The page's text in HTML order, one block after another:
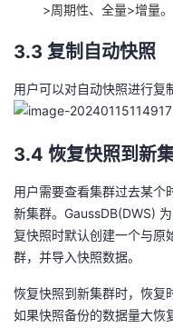
>周期性、全量>增量。
3.3 复制自动快照
用户可以对自动快照进行复
3.4 恢复快照到新
用户需要查看集群过去某个
新集群。GaussDB(DWS)
复快照时默认创建一个与原
群，并导入快照数据。
恢复快照到新集群时，恢复
如果快照备份的数据量大恢